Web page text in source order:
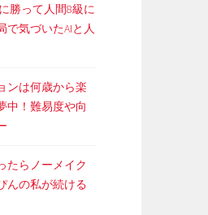
勝って人間8級に
で気づいたAIと人
ンは何歳から楽
中！難易度や向
たらノーメイク
んの私が続ける